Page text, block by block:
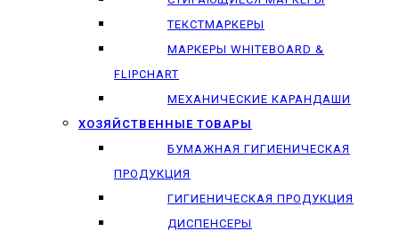
ТЕКСТМАРКЕРЫ
МАРКЕРЫ WHITEBOARD &
FLIPCHART
МЕХАНИЧЕСКИЕ КАРАНДАШИ
ХОЗЯЙСТВЕННЫЕ ТОВАРЫ
БУМАЖНАЯ ГИГИЕНИЧЕСКАЯ
ПРОДУКЦИЯ
ГИГИЕНИЧЕСКАЯ ПРОДУКЦИЯ
ДИСПЕНСЕРЫ